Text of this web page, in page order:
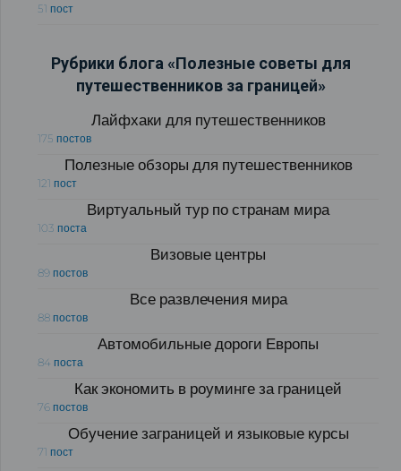
51 пост
Рубрики блога «Полезные советы для
путешественников за границей»
Лайфхаки для путешественников
175 постов
Полезные обзоры для путешественников
121 пост
Виртуальный тур по странам мира
103 поста
Визовые центры
89 постов
Все развлечения мира
88 постов
Автомобильные дороги Европы
84 поста
Как экономить в роуминге за границей
76 постов
Обучение заграницей и языковые курсы
71 пост